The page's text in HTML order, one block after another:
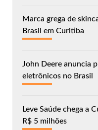
Marca grega de
Brasil em Curitiba
John Deere anuncia
eletrônicos no Brasil
Leve Saúde chega a
R$ 5 milhões